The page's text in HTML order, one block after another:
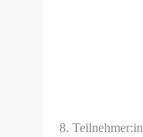
8. Teilnehmer:in